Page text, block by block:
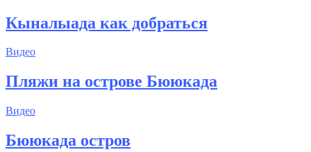
Кыналыада как добраться
Видео
Пляжи на острове Бююкада
Видео
Бююкада остров